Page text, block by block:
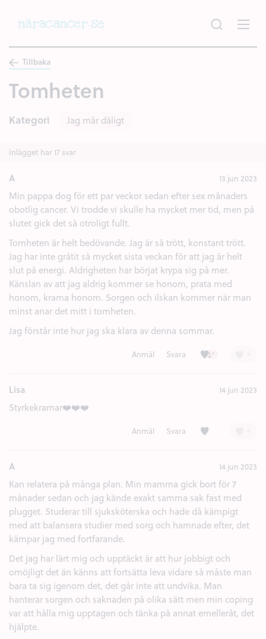
Tillbaka
Tomheten
Kategori Jag mår dåligt
Inlägget har 17 svar
A 13 jun 2023
Min pappa dog för ett par veckor sedan efter sex månaders
obotlig cancer. Vi trodde vi skulle ha mycket mer tid, men på
slutet gick det så otroligt fullt.
Tomheten är helt bedövande. Jag är så trött, konstant trött.
Jag har inte gråtit så mycket sista veckan för att jag är helt
slut på energi. Aldrigheten har börjat krypa sig på mer.
Känslan av att jag aldrig kommer se honom, prata med
honom, krama honom. Sorgen och ilskan kommer när man
minst anar det mitt i tomheten.
Jag förstår inte hur jag ska klara av denna sommar.
Anmäl Svara Kärlek (14)
Ledsen (2)
Lisa 14 jun 2023
Styrkekramar❤️❤️❤️
Anmäl Svara Kärlek (2)
A 14 jun 2023
Kan relatera på många plan. Min mamma gick bort för 7
månader sedan och jag kände exakt samma sak fast med
plugget. Studerar till sjuksköterska och hade då kämpigt
med att balansera studier med sorg och hamnade efter, det
kämpar jag med fortfarande.
Det jag har lärt mig och upptäckt är att hur jobbigt och
omöjligt det än känns att fortsätta leva vidare så måste man
bara ta sig igenom det, det går inte att undvika. Man
hanterar sorgen och saknaden på olika sätt men min coping
var att hålla mig upptagen och tänka på annat emelleråt, det
hjälpte.